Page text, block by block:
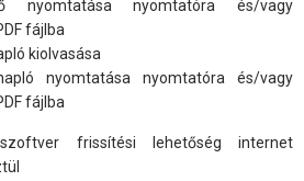
nyomtatása nyomtatóra és/vagy
fájlba
kiolvasása
nyomtatása nyomtatóra és/vagy
fájlba
frissítési lehetőség internet